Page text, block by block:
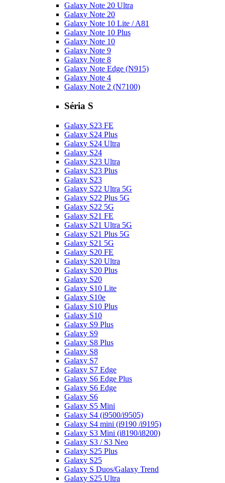
Galaxy Note 20 Ultra
Galaxy Note 20
Galaxy Note 10 Lite / A81
Galaxy Note 10 Plus
Galaxy Note 10
Galaxy Note 9
Galaxy Note 8
Galaxy Note Edge (N915)
Galaxy Note 4
Galaxy Note 2 (N7100)
Séria S
Galaxy S23 FE
Galaxy S24 Plus
Galaxy S24 Ultra
Galaxy S24
Galaxy S23 Ultra
Galaxy S23 Plus
Galaxy S23
Galaxy S22 Ultra 5G
Galaxy S22 Plus 5G
Galaxy S22 5G
Galaxy S21 FE
Galaxy S21 Ultra 5G
Galaxy S21 Plus 5G
Galaxy S21 5G
Galaxy S20 FE
Galaxy S20 Ultra
Galaxy S20 Plus
Galaxy S20
Galaxy S10 Lite
Galaxy S10e
Galaxy S10 Plus
Galaxy S10
Galaxy S9 Plus
Galaxy S9
Galaxy S8 Plus
Galaxy S8
Galaxy S7
Galaxy S7 Edge
Galaxy S6 Edge Plus
Galaxy S6 Edge
Galaxy S6
Galaxy S5 Mini
Galaxy S4 (i9500/i9505)
Galaxy S4 mini (i9190 /i9195)
Galaxy S3 Mini (i8190/i8200)
Galaxy S3 / S3 Neo
Galaxy S25 Plus
Galaxy S25
Galaxy S Duos/Galaxy Trend
Galaxy S25 Ultra